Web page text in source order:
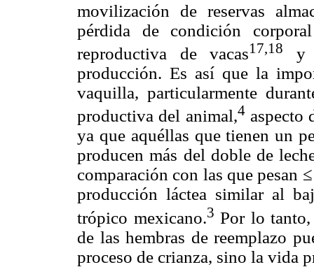
movilización de reservas
pérdida de condición
reproductiva de vacas17,18
y
producción. Es así que la
vaquilla, particularmente
productiva del animal,4aspecto
ya que aquéllas que tienen un
producen más del doble de
comparación con las que pesan
producción láctea similar al
trópico mexicano.3 Por lo tanto,
de las hembras de reemplazo
proceso de crianza, sino la vida